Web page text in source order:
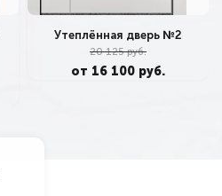
Утеплённая дверь №2
20 125 руб.
от 16 100 руб.